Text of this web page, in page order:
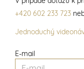
E-mail
+420 602 233 723
Jednoduchý